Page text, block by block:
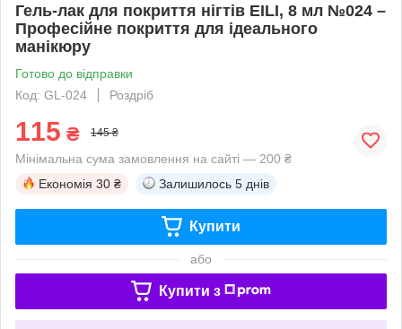
Гель-лак для покриття нігтів EILI, 8 мл №024 –
Професійне покриття для ідеального
манікюру
Готово до відправки
Код: GL-024
Роздріб
115 ₴ 145 ₴
Мінімальна сума замовлення на сайті — 200 ₴
Економія 30 ₴ Залишилось 5 днів
Купити
або
Купити з